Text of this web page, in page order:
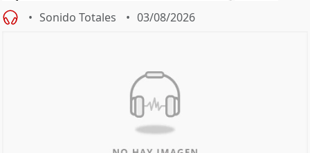
Becerril
Sonido Totales 03/08/2026